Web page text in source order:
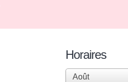
Horaires